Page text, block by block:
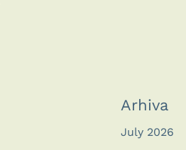
Arhiva
July 2026